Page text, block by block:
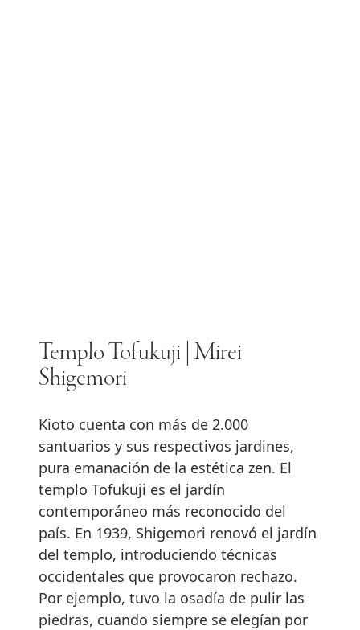
Templo Tofukuji | Mirei
Shigemori
Kioto cuenta con más de 2.000
santuarios y sus respectivos jardines,
pura emanación de la estética zen. El
templo Tofukuji es el jardín
contemporáneo más reconocido del
país. En 1939, Shigemori renovó el jardín
del templo, introduciendo técnicas
occidentales que provocaron rechazo.
Por ejemplo, tuvo la osadía de pulir las
piedras, cuando siempre se elegían por